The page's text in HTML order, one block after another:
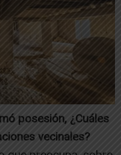
posesión, ¿Cuáles
vecinales?